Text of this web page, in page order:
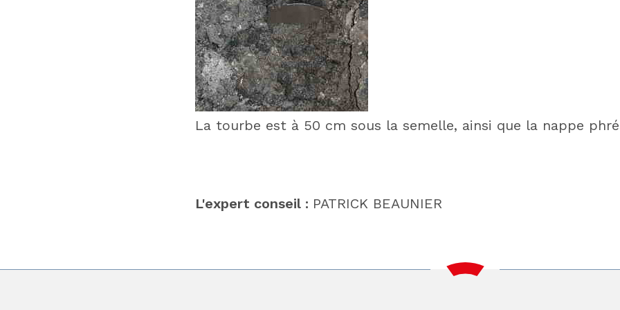
La tourbe est à 50 cm sous la semelle, ainsi que la nappe
L'expert conseil : PATRICK BEAUNIER